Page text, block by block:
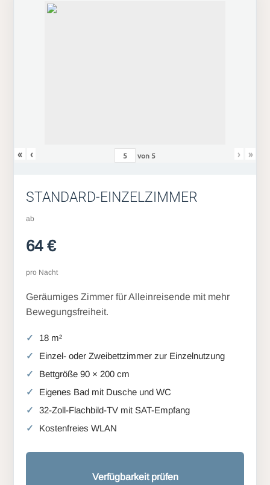
« ‹ von 5 › »
STANDARD-EINZELZIMMER
ab
64 €
pro Nacht
Geräumiges Zimmer für Alleinreisende mit mehr
Bewegungsfreiheit.
18 m²
Einzel- oder Zweibettzimmer zur Einzelnutzung
Bettgröße 90 × 200 cm
Eigenes Bad mit Dusche und WC
32-Zoll-Flachbild-TV mit SAT-Empfang
Kostenfreies WLAN
Verfügbarkeit prüfen